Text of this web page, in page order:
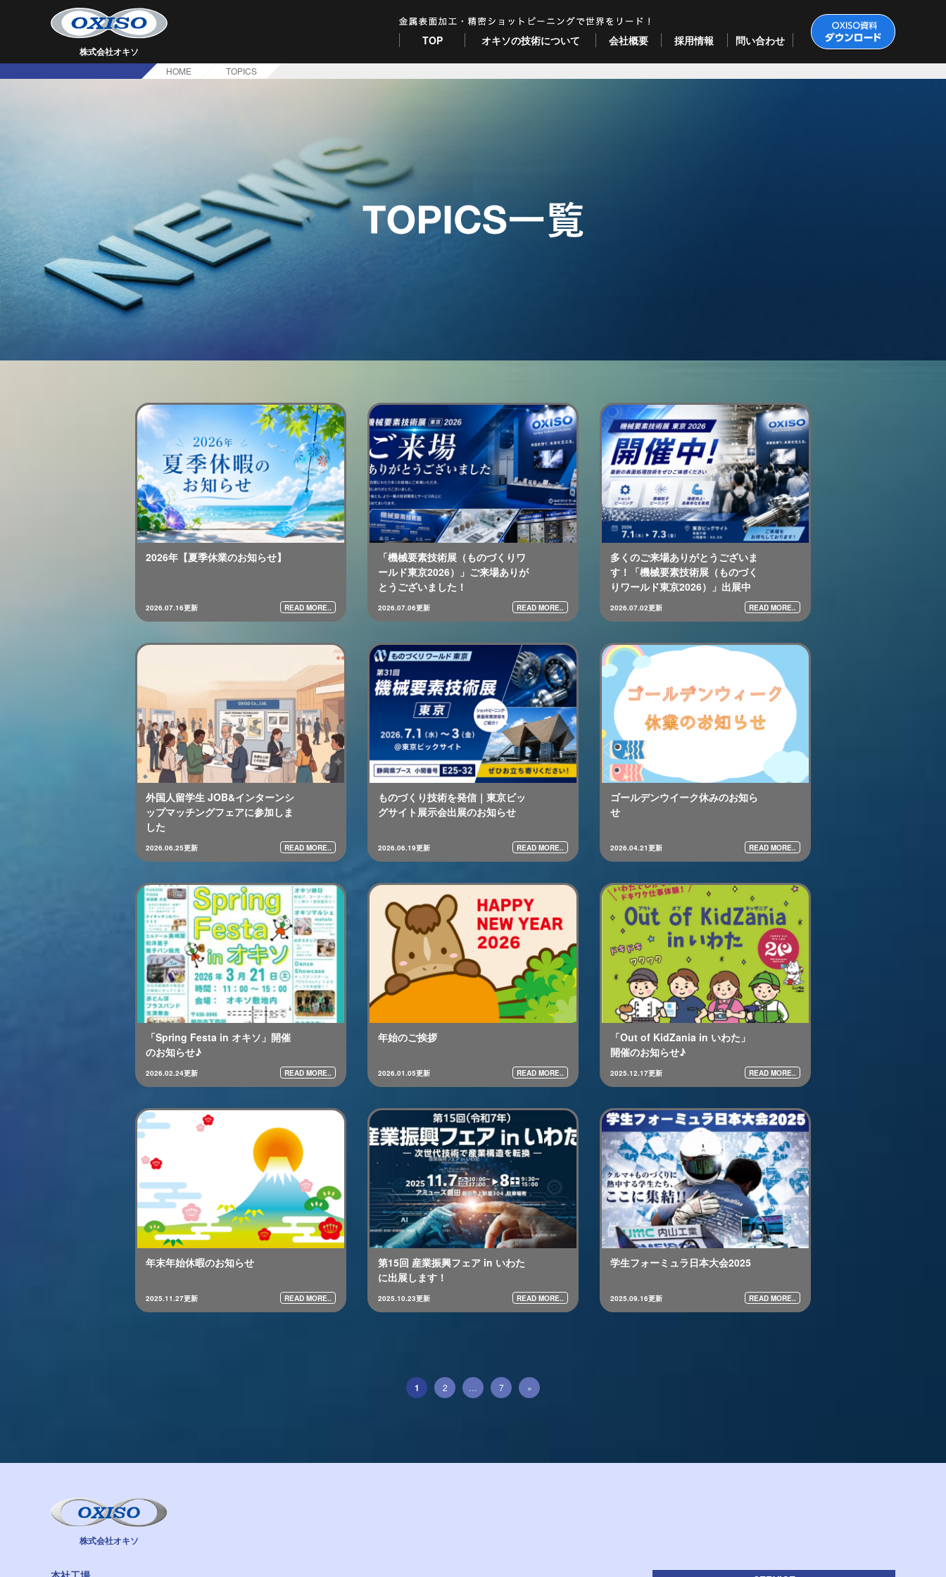
株式会社オキソ
TOP オキソの技術について 会社概要 採用情報 問い合わせ
HOME TOPICS
2026年【夏季休業のお知らせ】
2026.07.16更新 READ MORE..
「機械要素技術展（ものづくりワ
ールド東京2026）」ご来場ありが
とうございました！
2026.07.06更新 READ MORE..
多くのご来場ありがとうございま
す！「機械要素技術展（ものづく
りワールド東京2026）」出展中
2026.07.02更新 READ MORE..
外国人留学生 JOB&インターンシ
ップマッチングフェアに参加しま
した
2026.06.25更新 READ MORE..
ものづくり技術を発信｜東京ビッ
グサイト展示会出展のお知らせ
2026.06.19更新 READ MORE..
ゴールデンウイーク休みのお知ら
せ
2026.04.21更新 READ MORE..
「Spring Festa in オキソ」開催
のお知らせ♪
2026.02.24更新 READ MORE..
年始のご挨拶
2026.01.05更新 READ MORE..
「Out of KidZania in いわた」
開催のお知らせ♪
2025.12.17更新 READ MORE..
年末年始休暇のお知らせ
2025.11.27更新 READ MORE..
第15回 産業振興フェア in いわた
に出展します！
2025.10.23更新 READ MORE..
学生フォーミュラ日本大会2025
2025.09.16更新 READ MORE..
1 2 7 »
株式会社オキソ